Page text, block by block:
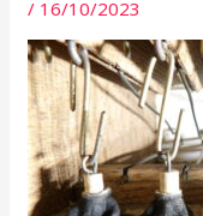
/ 16/10/2023